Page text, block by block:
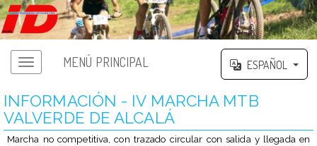
MENÚ PRINCIPAL ESPAÑOL
INFORMACIÓN - IV MARCHA MTB
VALVERDE DE ALCALÁ
Marcha no competitiva, con trazado circular con salida y llegada en